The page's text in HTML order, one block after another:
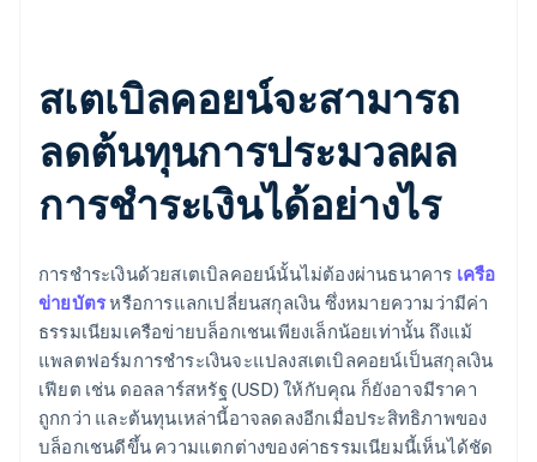
สเตเบิลคอยน์จะสามารถ
ลดต้นทุนการประมวลผล
การชำระเงินได้อย่างไร
การชำระเงินด้วยสเตเบิลคอยน์นั้นไม่ต้องผ่านธนาคาร เครือ
ข่ายบัตรหรือการแลกเปลี่ยนสกุลเงิน ซึ่งหมายความว่ามีค่า
ธรรมเนียมเครือข่ายบล็อกเชนเพียงเล็กน้อยเท่านั้น ถึงแม้
แพลตฟอร์มการชำระเงินจะแปลงสเตเบิลคอยน์เป็นสกุลเงิน
เฟียต เช่น ดอลลาร์สหรัฐ (USD) ให้กับคุณ ก็ยังอาจมีราคา
ถูกกว่า และต้นทุนเหล่านี้อาจลดลงอีกเมื่อประสิทธิภาพของ
บล็อกเชนดีขึ้น ความแตกต่างของค่าธรรมเนียมนี้เห็นได้ชัด